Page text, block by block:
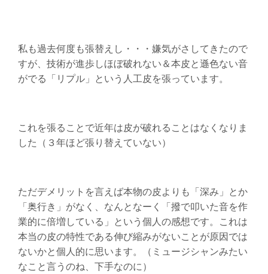
私も過去何度も張替えし・・・嫌気がさしてきたので
すが、技術が進歩しほぼ破れない＆本皮と遜色ない音
がでる「リプル」という人工皮を張っています。
これを張ることで近年は皮が破れることはなくなりま
した（３年ほど張り替えていない）
ただデメリットを言えば本物の皮よりも「深み」とか
「奥行き」がなく、なんとなーく「撥で叩いた音を作
業的に倍増している」という個人の感想です。これは
本当の皮の特性である伸び縮みがないことが原因では
ないかと個人的に思います。（ミュージシャンみたい
なこと言うのね、下手なのに）